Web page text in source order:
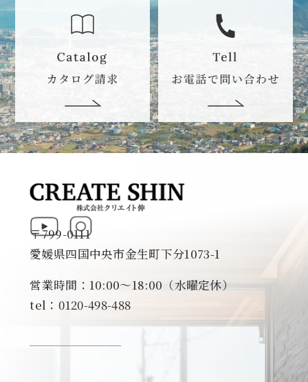
〒799-0111
愛媛県四国中央市金生町下分1073-1
営業時間：10:00～18:00（水曜定休）
tel：0120-498-488